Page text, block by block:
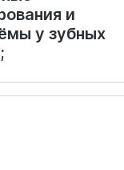
и
у зубных